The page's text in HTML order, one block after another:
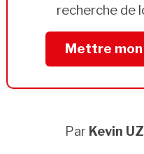
recherche de
Mettre
Par Kevin